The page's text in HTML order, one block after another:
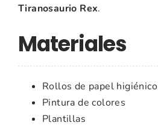
Tiranosaurio Rex.
Materiales
Rollos de papel higiénico
Pintura de colores
Plantillas